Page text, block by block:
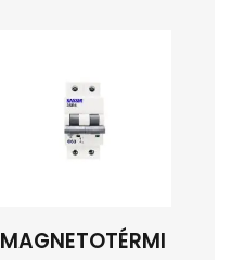
MAGNETOTÉRMI